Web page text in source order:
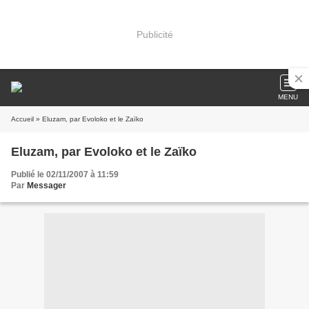
Publicité
MENU
Accueil » Eluzam, par Evoloko et le Zaïko
Eluzam, par Evoloko et le Zaïko
Publié le 02/11/2007 à 11:59
Par Messager